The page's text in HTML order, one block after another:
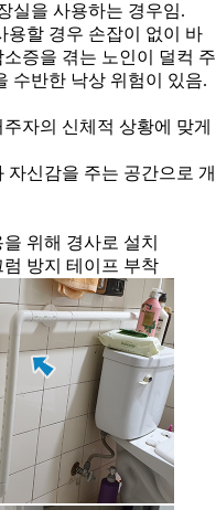
실을 사용하는 경우임.
용할 경우 손잡이 없이 바
증을 겪는 노인이 덜컥 주
수반한 낙상 위험이 있음.
주자의 신체적 상황에 맞게
자신감을 주는 공간으로 개
위해 경사로 설치
방지 테이프 부착